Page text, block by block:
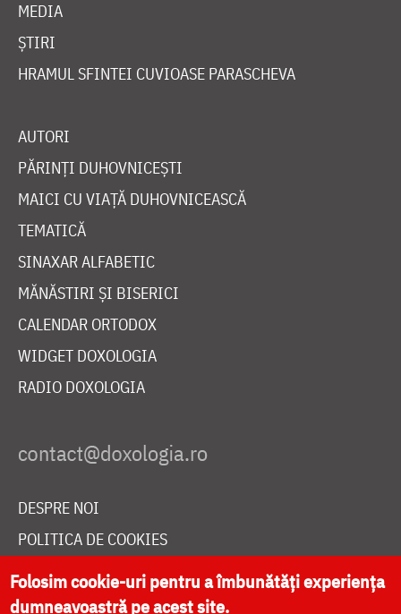
MEDIA
ȘTIRI
HRAMUL SFINTEI CUVIOASE PARASCHEVA
AUTORI
PĂRINȚI DUHOVNICEȘTI
MAICI CU VIAȚĂ DUHOVNICEASCĂ
TEMATICĂ
SINAXAR ALFABETIC
MĂNĂSTIRI ȘI BISERICI
CALENDAR ORTODOX
WIDGET DOXOLOGIA
RADIO DOXOLOGIA
DESPRE NOI
POLITICA DE COOKIES
DONEAZĂ ONLINE PENTRU CATEDRALA NAȚIONALĂ
Folosim cookie-uri pentru a îmbunătăți experiența
dumneavoastră pe acest site.